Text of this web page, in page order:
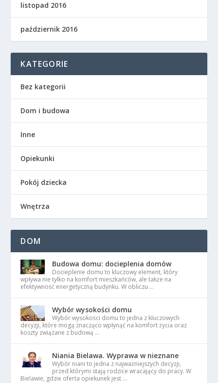
listopad 2016
październik 2016
KATEGORIE
Bez kategorii
Dom i budowa
Inne
Opiekunki
Pokój dziecka
Wnętrza
DOM
Budowa domu: docieplenia domów
Docieplenie domu to kluczowy element, który
wpływa nie tylko na komfort mieszkańców, ale także na
efektywność energetyczną budynku. W obliczu …
Wybór wysokości domu
Wybór wysokości domu to jedna z kluczowych
decyzji, które mogą znacząco wpłynąć na komfort życia oraz
koszty związane z budową …
Niania Bielawa. Wyprawa w nieznane
Wybór niani to jedna z najważniejszych decyzji,
przed którymi stają rodzice wracający do pracy. W
Bielawie, gdzie oferta opiekunek jest …